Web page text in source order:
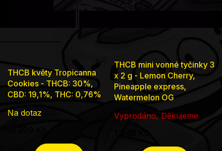
Průměrné
hodnocení
produktu
THCB květy Tropicanna
Cookies - THCB: 30%,
CBD: 19,1%, THC: 0,76%
Na dotaz
THCB mini vonné tyčinky 3
x 2 g - Lemon Cherry,
Pineapple express,
Watermelon OG
Vyprodáno, Děkujeme